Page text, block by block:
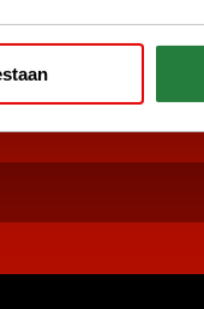
Doorlopend scherpe